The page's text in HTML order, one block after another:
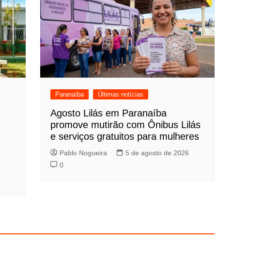
Paranaíba Últimas notícias
Agosto Lilás em Paranaíba
promove mutirão com Ônibus Lilás
e serviços gratuitos para mulheres
Pablo Nogueira
5 de agosto de 2026
0